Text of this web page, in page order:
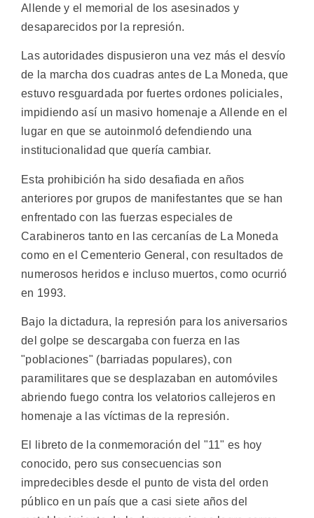
Allende y el memorial de los asesinados y
desaparecidos por la represión.
Las autoridades dispusieron una vez más el desvío
de la marcha dos cuadras antes de La Moneda, que
estuvo resguardada por fuertes ordones policiales,
impidiendo así un masivo homenaje a Allende en el
lugar en que se autoinmoló defendiendo una
institucionalidad que quería cambiar.
Esta prohibición ha sido desafiada en años
anteriores por grupos de manifestantes que se han
enfrentado con las fuerzas especiales de
Carabineros tanto en las cercanías de La Moneda
como en el Cementerio General, con resultados de
numerosos heridos e incluso muertos, como ocurrió
en 1993.
Bajo la dictadura, la represión para los aniversarios
del golpe se descargaba con fuerza en las
"poblaciones" (barriadas populares), con
paramilitares que se desplazaban en automóviles
abriendo fuego contra los velatorios callejeros en
homenaje a las víctimas de la represión.
El libreto de la conmemoración del "11" es hoy
conocido, pero sus consecuencias son
impredecibles desde el punto de vista del orden
público en un país que a casi siete años del